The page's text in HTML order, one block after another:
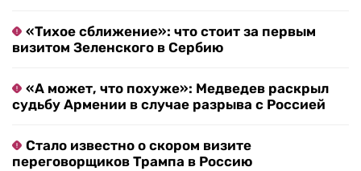
«Тихое сближение»: что стоит за первым
визитом Зеленского в Сербию
«А может, что похуже»: Медведев раскрыл
судьбу Армении в случае разрыва с Россией
Стало известно о скором визите
переговорщиков Трампа в Россию